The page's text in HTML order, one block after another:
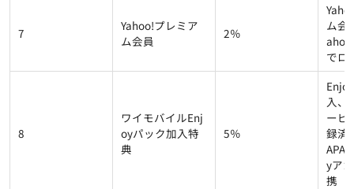
7
Yahoo!プレミア
ム会員
2％
ム会
でロ
8
ワイモバイルEnj
oyパック加入特
典
5％
入、
ービ
録済
yア
携